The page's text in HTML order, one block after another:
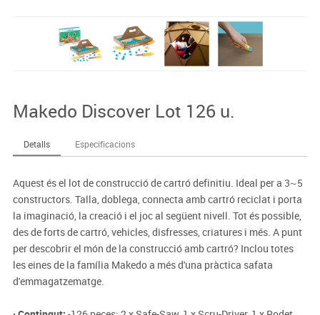
Makedo Discover Lot 126 u.
Detalls Especificacions
Aquest és el lot de construcció de cartró definitiu. Ideal per a 3~5
constructors. Talla, doblega, connecta amb cartró reciclat i porta
la imaginació, la creació i el joc al següent nivell. Tot és possible,
des de forts de cartró, vehicles, disfresses, criatures i més. A punt
per descobrir el món de la construcció amb cartró? Inclou totes
les eines de la família Makedo a més d'una pràctica safata
d'emmagatzematge.